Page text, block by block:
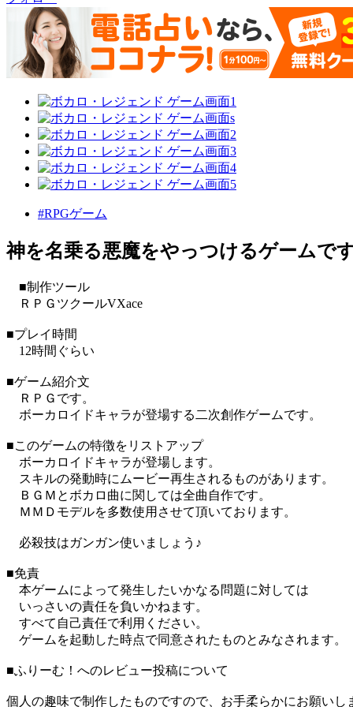
#RPGゲーム
神を名乗る悪魔をやっつけるゲームで
■制作ツール
ＲＰＧツクールVXace
■プレイ時間
12時間ぐらい
■ゲーム紹介文
ＲＰＧです。
ボーカロイドキャラが登場する二次創作ゲームです。
■このゲームの特徴をリストアップ
ボーカロイドキャラが登場します。
スキルの発動時にムービー再生されるものがあります。
ＢＧＭとボカロ曲に関しては全曲自作です。
ＭＭＤモデルを多数使用させて頂いております。
必殺技はガンガン使いましょう♪
■免責
本ゲームによって発生したいかなる問題に対しては
いっさいの責任を負いかねます。
すべて自己責任で利用ください。
ゲームを起動した時点で同意されたものとみなされます。
■ふりーむ！へのレビュー投稿について
個人の趣味で制作したものですので、お手柔らかにお願いし